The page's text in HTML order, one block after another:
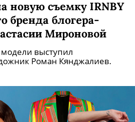
смарт-
ненужных вещей.
можно получить
их